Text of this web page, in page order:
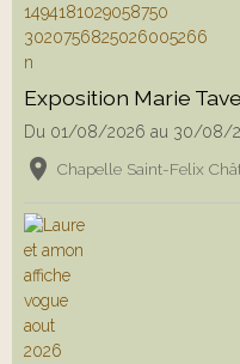
Exposition Marie
Du 01/08/2026 au 30/08/
Chapelle Saint-Felix